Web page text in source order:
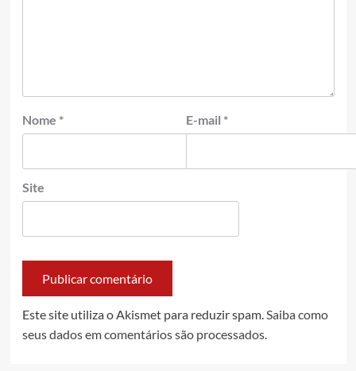
Nome * E-mail *
Site
Este site utiliza o Akismet para reduzir spam.Saiba como
seus dados em comentários são processados.